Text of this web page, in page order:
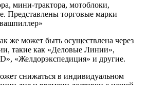
мини-трактора, мотоблоки,
Представлены торговые марки
же может быть осуществлена через
такие как «Деловые Линии»,
«Желдорэкспедиция» и другие.
снижаться в индивидуальном